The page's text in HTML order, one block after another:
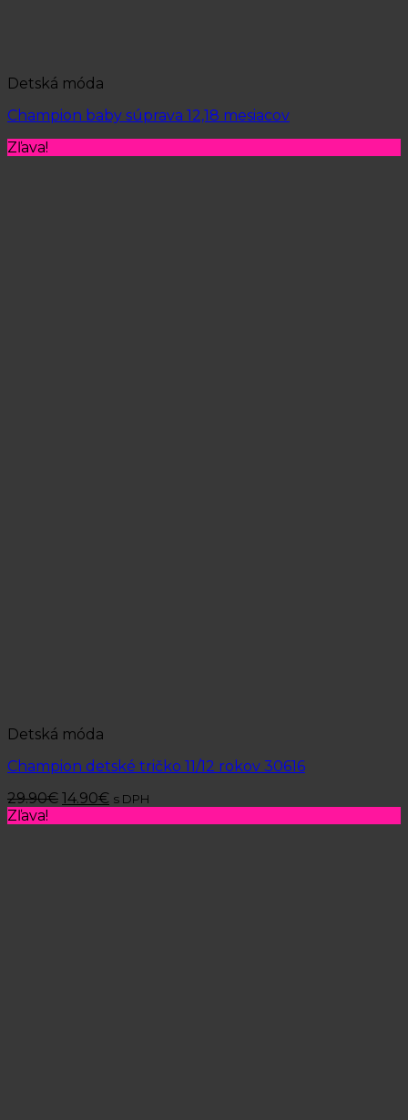
Detská móda
Champion baby súprava 12,18 mesiacov
Zľava!
Detská móda
Champion detské tričko 11/12 rokov 30616
29.90€ 14.90€ s DPH
Zľava!